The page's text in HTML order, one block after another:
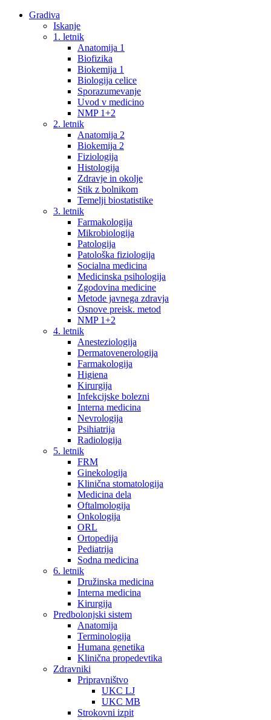
Gradiva
Iskanje
1. letnik
Anatomija 1
Biofizika
Biokemija 1
Biologija celice
Sporazumevanje
Uvod v medicino
NMP 1+2
2. letnik
Anatomija 2
Biokemija 2
Fiziologija
Histologija
Zdravje in okolje
Stik z bolnikom
Temelji biostatistike
3. letnik
Farmakologija
Mikrobiologija
Patologija
Patološka fiziologija
Socialna medicina
Medicinska psihologija
Zgodovina medicine
Metode javnega zdravja
Osnove preisk. metod
NMP 1+2
4. letnik
Anesteziologija
Dermatovenerologija
Farmakologija
Higiena
Kirurgija
Infekcijske bolezni
Interna medicina
Nevrologija
Psihiatrija
Radiologija
5. letnik
FRM
Ginekologija
Klinična stomatologija
Medicina dela
Oftalmologija
Onkologija
ORL
Ortopedija
Pediatrija
Sodna medicina
6. letnik
Družinska medicina
Interna medicina
Kirurgija
Predbolonjski sistem
Anatomija
Terminologija
Humana genetika
Klinična propedevtika
Zdravniki
Pripravništvo
UKC LJ
UKC MB
Strokovni izpit